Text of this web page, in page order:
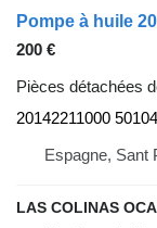
200 €
Pièces détachées
20142211000
Espagne, Sant
LAS COLINAS